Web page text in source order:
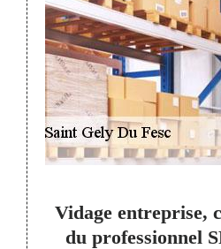
à
Vidage entreprise,
du professionnel